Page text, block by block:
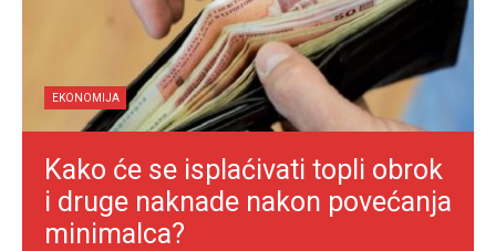
EKONOMIJA
Kako će se isplaćivati topli obrok
i druge naknade nakon povećanja
minimalca?